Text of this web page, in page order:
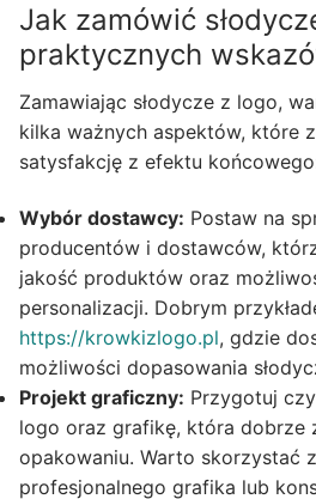
Jak zamówić
praktycznych
Zamawiając słodycze z logo,
kilka ważnych aspektów, które
satysfakcję z efektu
Wybór dostawcy: Postaw na
producentów i dostawców,
jakość produktów oraz
personalizacji. Dobrym
https://krowkizlogo.pl, gdzie
możliwości dopasowania
Projekt graficzny: Przygotuj
logo oraz grafikę, która dobrze
opakowaniu. Warto skorzystać
profesjonalnego grafika lub